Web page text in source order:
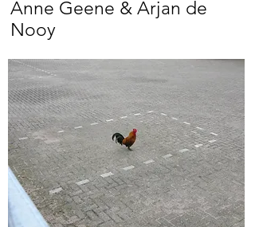
Anne Geene & Arjan de
Nooy